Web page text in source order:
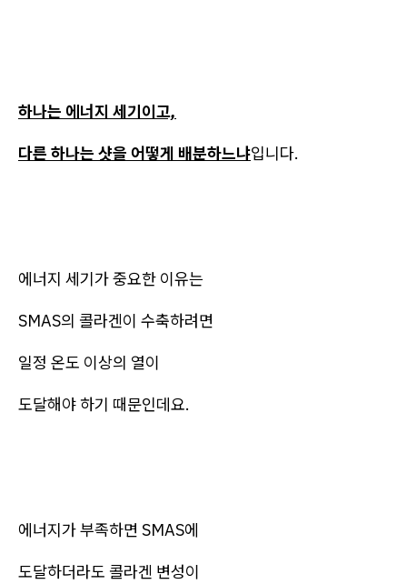
하나는 에너지 세기이고,
다른 하나는 샷을 어떻게 배분하느냐입니다.
에너지 세기가 중요한 이유는
SMAS의 콜라겐이 수축하려면
일정 온도 이상의 열이
도달해야 하기 때문인데요.
에너지가 부족하면 SMAS에
도달하더라도 콜라겐 변성이